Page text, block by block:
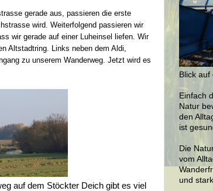
gerade aus, passieren die erste
wird. Weiterfolgend passieren wir
wir gerade auf einer Luheinsel liefen. Wir
Altstadtring. Links neben dem Aldi,
zu unserem Wanderweg. Jetzt wird es
auf dem Stöckter Deich gibt es viel
Blick
Einfach
Natur
den
ist
Die
vom
und